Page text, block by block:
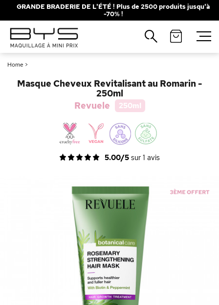
GRANDE BRADERIE DE L'ÉTÉ ! Plus de 2500 produits jusqu'à
-70% !
Home >
Masque Cheveux Revitalisant au Romarin -
250ml
Revuele
250ml
5.00/5 sur 1 avis
Fermer
Recherches populaires
Rouge à Lèvres